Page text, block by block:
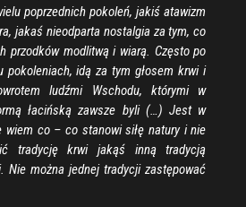
poprzednich pokoleń, jakiś atawizm
jakaś nieodparta nostalgia za tym, co
przodków modlitwą i wiarą. Często po
pokoleniach, idą za tym głosem krwi i
ludźmi Wschodu, którymi w
łacińską zawsze byli (…) Jest w
co – co stanowi siłę natury i nie
tradycję krwi jakąś inną tradycją
Nie można jednej tradycji zastępować